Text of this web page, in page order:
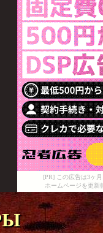
[PR] この広告は3ヶ
ホームページを更新